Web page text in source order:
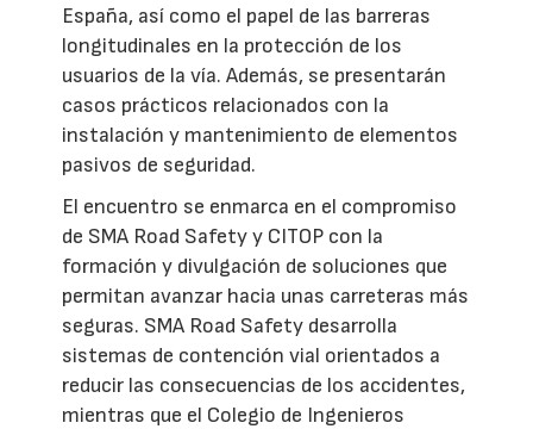
España, así como el papel de las barreras
longitudinales en la protección de los
usuarios de la vía. Además, se presentarán
casos prácticos relacionados con la
instalación y mantenimiento de elementos
pasivos de seguridad.
El encuentro se enmarca en el compromiso
de SMA Road Safety y CITOP con la
formación y divulgación de soluciones que
permitan avanzar hacia unas carreteras más
seguras. SMA Road Safety desarrolla
sistemas de contención vial orientados a
reducir las consecuencias de los accidentes,
mientras que el Colegio de Ingenieros